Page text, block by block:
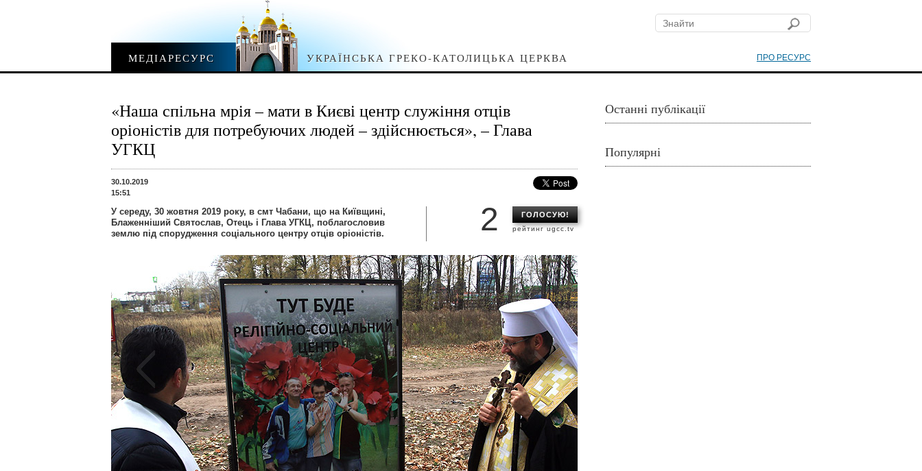
ПРО РЕСУРС
МЕДІАРЕСУРС УКРАЇНСЬКА ГРЕКО-КАТОЛИЦЬКА ЦЕРКВА
«Наша спільна мрія – мати в Києві центр служіння отців
оріоністів для потребуючих людей – здійснюється», – Глава
УГКЦ
30.10.2019
15:51
ГОЛОСУЮ!
рейтинг ugcc.tv
2
У середу, 30 жовтня 2019 року, в смт Чабани, що на Київщині,
Блаженніший Святослав, Отець і Глава УГКЦ, поблагословив
землю під спорудження соціального центру отців оріоністів.
Останні публікації
Популярні